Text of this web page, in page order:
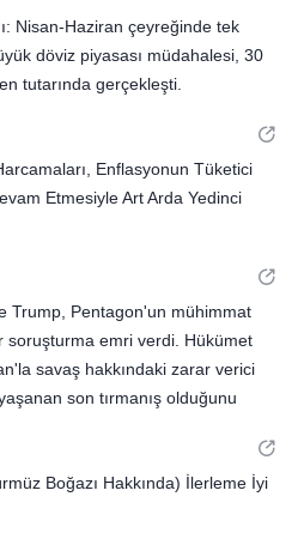
Nisan-Haziran çeyreğinde tek
döviz piyasası müdahalesi, 30
tutarında gerçekleşti.
Enflasyonun Tüketici
Etmesiyle Art Arda Yedinci
Trump, Pentagon'un mühimmat
soruşturma emri verdi. Hükümet
savaş hakkındaki zarar verici
son tırmanış olduğunu
Boğazı Hakkında) İlerleme İyi